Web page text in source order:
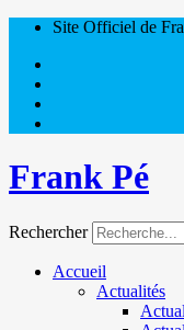
Site Officiel de
Frank Pé
Rechercher
Accueil
Actualités